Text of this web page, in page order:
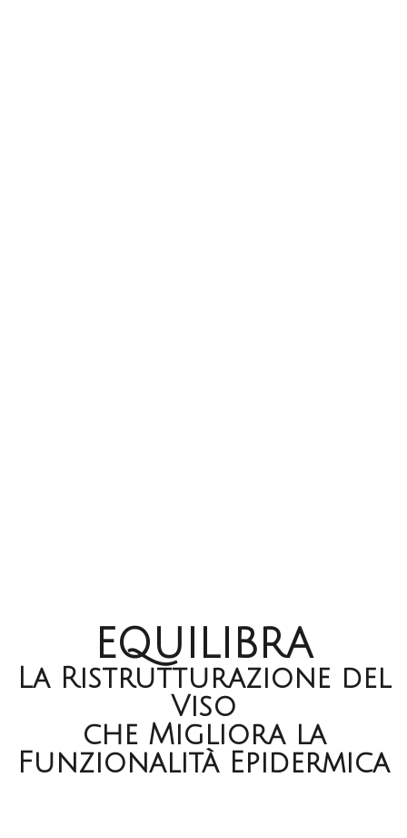
EQUILIBRA
La Ristrutturazione del
Viso
che Migliora la
Funzionalità Epidermica